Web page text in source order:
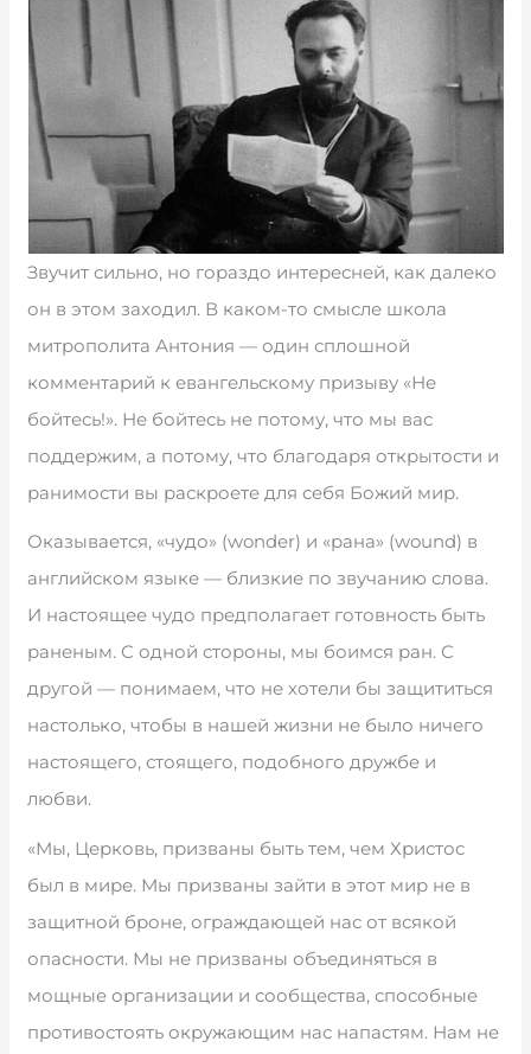
Звучит сильно, но гораздо интересней, как далеко
он в этом заходил. В каком-то смысле школа
митрополита Антония — один сплошной
комментарий к евангельскому призыву «Не
бойтесь!». Не бойтесь не потому, что мы вас
поддержим, а потому, что благодаря открытости и
ранимости вы раскроете для себя Божий мир.
Оказывается, «чудо» (wonder) и «рана» (wound) в
английском языке — близкие по звучанию слова.
И настоящее чудо предполагает готовность быть
раненым. С одной стороны, мы боимся ран. С
другой — понимаем, что не хотели бы защититься
настолько, чтобы в нашей жизни не было ничего
настоящего, стоящего, подобного дружбе и
любви.
«Мы, Церковь, призваны быть тем, чем Христос
был в мире. Мы призваны зайти в этот мир не в
защитной броне, ограждающей нас от всякой
опасности. Мы не призваны объединяться в
мощные организации и сообщества, способные
противостоять окружающим нас напастям. Нам не